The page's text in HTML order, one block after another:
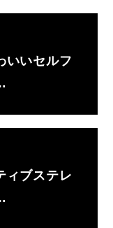
いいセルフ
ィブステレ